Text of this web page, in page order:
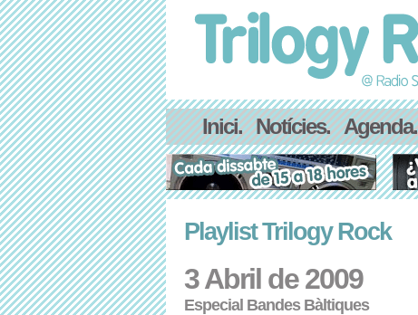
Inici. Notícies. Agenda.
Playlist Trilogy Rock
3 Abril de 2009
Especial Bandes Bàltiques